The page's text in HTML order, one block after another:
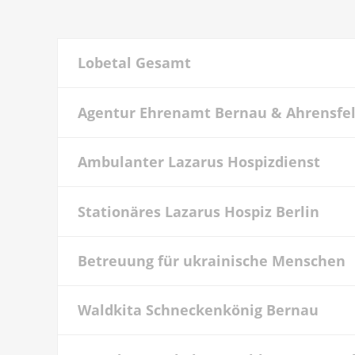
Lobetal Gesamt
Agentur Ehrenamt Bernau &
Ambulanter Lazarus Hospizdienst
Stationäres Lazarus Hospiz Berlin
Betreuung für ukrainische Menschen
Waldkita Schneckenkönig Bernau